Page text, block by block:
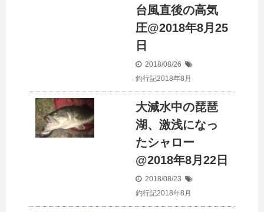
台風直後の高気
圧@2018年8月25
日
2018/08/26
釣行記2018年8月
大減水中の琵琶
湖、激浅になっ
たシャロー
@2018年8月22日
2018/08/23
釣行記2018年8月